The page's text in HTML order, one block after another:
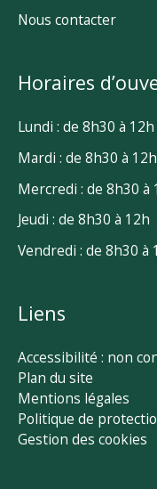
Nous contacter
Horaires
Lundi : de 8h30 à
Mardi : de 8h30 à 12h
Mercredi : de 8h30 à
Jeudi : de 8h30 à 12h
Vendredi : de 8h30 à
Liens
Accessibilité : non
Plan du site
Mentions légales
Politique de
Gestion des cookies